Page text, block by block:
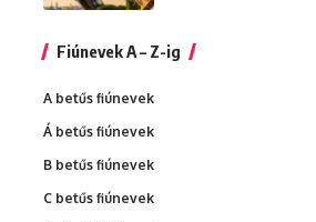
Fiúnevek A – Z-ig
A betűs fiúnevek
Á betűs fiúnevek
B betűs fiúnevek
C betűs fiúnevek